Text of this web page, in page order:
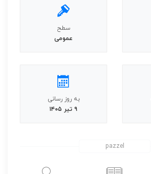
سطح
عمومی
به روز رسانی
۹ تیر ۱۴۰۵
pazzel